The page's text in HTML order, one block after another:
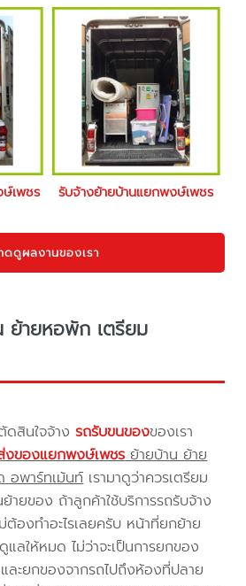
เพชร รับจ้างย้ายบ้านแยกพงษ์เพชร
ดดูผลงานของเรา
ย้ายหอพัก เตรียม
ดสินใจจ้างรถรับขนของของเรา
งของแยกพงษ์เพชรย้ายบ้าน ย้าย
อพาร์ทเม้นท์เรามาดูว่าควรเตรียม
ายของ ถ้าลูกค้าใช้บริการรถรับจ้าง
ต้องทำอะไรเลยครับ หน้าที่ยกย้าย
แลให้หมด ไม่ว่าจะเป็นการยกของ
ะยกของจากรถไปถึงห้องที่ปลาย